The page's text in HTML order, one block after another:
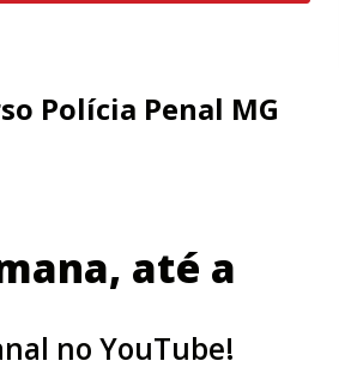
Polícia Penal MG
até a
no YouTube!